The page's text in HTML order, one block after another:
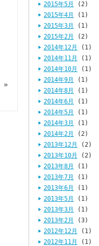
»
2015年5月
(2)
2015年4月
(1)
2015年3月
(1)
2015年2月
(2)
2014年12月
(1)
2014年11月
(1)
2014年10月
(1)
2014年9月
(1)
2014年8月
(1)
2014年6月
(1)
2014年5月
(1)
2014年3月
(1)
2014年2月
(2)
2013年12月
(2)
2013年10月
(2)
2013年8月
(1)
2013年7月
(1)
2013年6月
(1)
2013年5月
(1)
2013年3月
(1)
2013年2月
(3)
2012年12月
(1)
2012年11月
(1)